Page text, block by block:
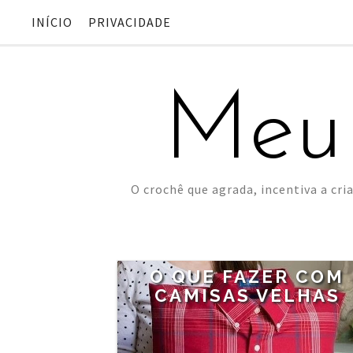
INÍCIO PRIVACIDADE
O crochê que agrada, incentiva a
O QUE FAZER COM
CAMISAS VELHAS